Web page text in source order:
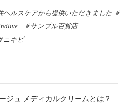
ヘルスケアから提供いただきました ＃
＃サンプル百貨店
ニキビ
ジュ メディカルクリームとは？